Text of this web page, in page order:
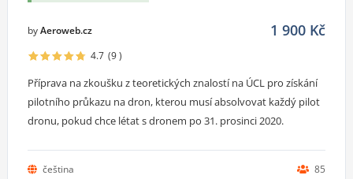
byAeroweb.cz 1 900 Kč
4.7 (9)
Příprava na zkoušku z teoretických znalostí na ÚCL pro získání
pilotního průkazu na dron, kterou musí absolvovat každý pilot
dronu, pokud chce létat s dronem po 31. prosinci 2020.
čeština 85